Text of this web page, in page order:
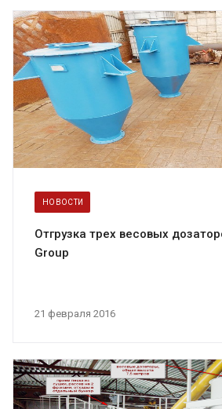
21 февраля 2016
НОВОСТИ
Отгрузка трех весовых
Group